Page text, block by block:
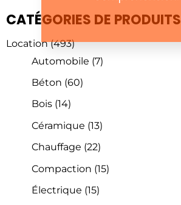
CATÉGORIES DE PRODUITS
Location (493)
Automobile (7)
Béton (60)
Bois (14)
Céramique (13)
Chauffage (22)
Compaction (15)
Électrique (15)